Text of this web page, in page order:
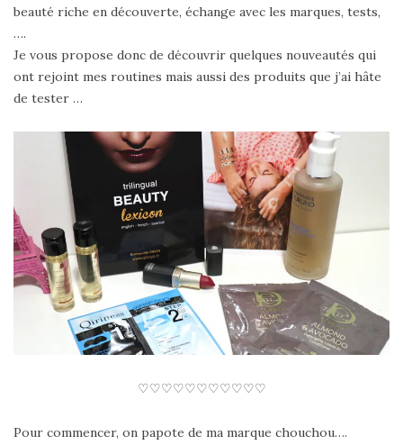
beauté riche en découverte, échange avec les marques, tests,
….
Je vous propose donc de découvrir quelques nouveautés qui
ont rejoint mes routines mais aussi des produits que j’ai hâte
de tester …
♡♡♡♡♡♡♡♡♡♡♡
Pour commencer, on papote de ma marque chouchou….